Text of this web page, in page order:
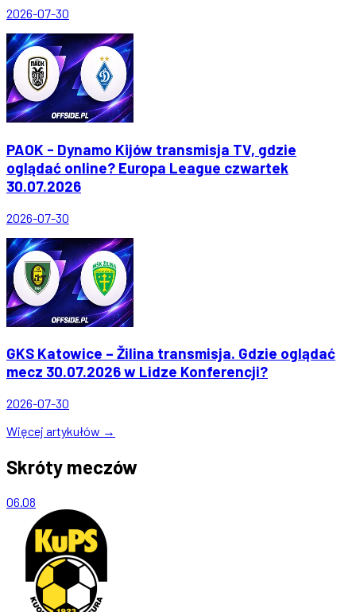
2026-07-30
PAOK - Dynamo Kijów transmisja TV, gdzie
oglądać online? Europa League czwartek
30.07.2026
2026-07-30
GKS Katowice – Žilina transmisja. Gdzie oglądać
mecz 30.07.2026 w Lidze Konferencji?
2026-07-30
Więcej artykułów →
Skróty meczów
06.08